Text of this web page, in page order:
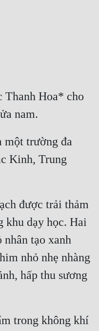
nam.
một trường đa
Kinh, Trung
được trải thảm
khu dạy học. Hai
nhân tạo xanh
nhỏ nhẹ nhàng
hấp thu sương
trong không khí